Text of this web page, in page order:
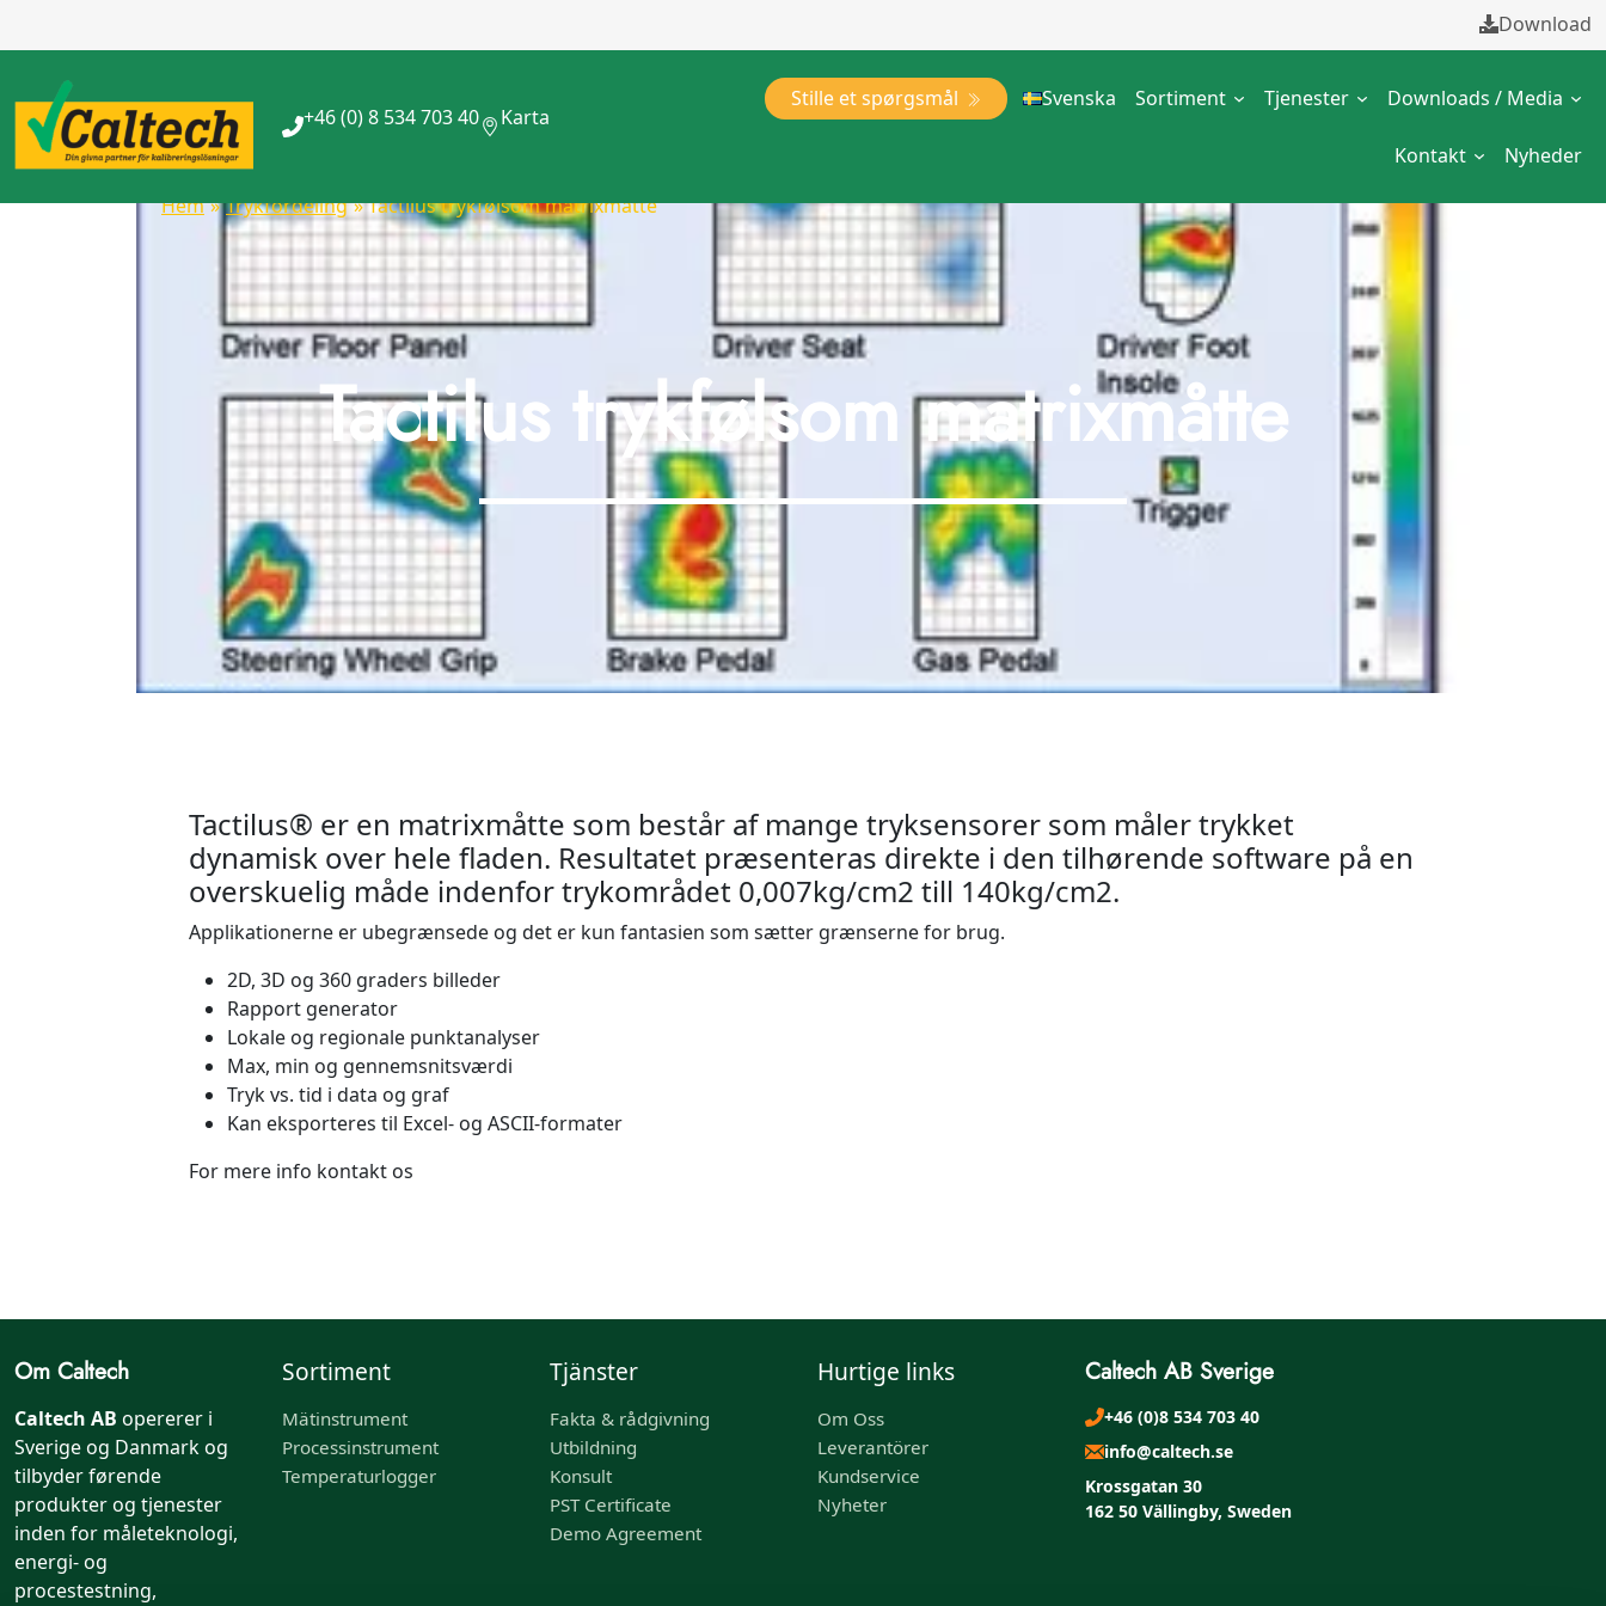
Download
+46 (0) 8 534 703 40 Karta
Stille et spørgsmål Svenska Sortiment Tjenester Downloads / Media
Kontakt
Nyheder
Hem » Trykfordeling » Tactilus trykfølsom matrixmåtte
Tactilus trykfølsom matrixmåtte
Tactilus® er en matrixmåtte som består af mange tryksensorer som måler trykket
dynamisk over hele fladen. Resultatet præsenteras direkte i den tilhørende software på en
overskuelig måde indenfor trykområdet 0,007kg/cm2 till 140kg/cm2.
Applikationerne er ubegrænsede og det er kun fantasien som sætter grænserne for brug.
2D, 3D og 360 graders billeder
Rapport generator
Lokale og regionale punktanalyser
Max, min og gennemsnitsværdi
Tryk vs. tid i data og graf
Kan eksporteres til Excel- og ASCII-formater
For mere info kontakt os
Om Caltech
Caltech AB opererer i
Sverige og Danmark og
tilbyder førende
produkter og tjenester
inden for måleteknologi,
energi- og
procestestning,
Sortiment
Mätinstrument
Processinstrument
Temperaturlogger
Tjänster
Fakta & rådgivning
Utbildning
Konsult
PST Certificate
Demo Agreement
Hurtige links
Om Oss
Leverantörer
Kundservice
Nyheter
Caltech AB Sverige
+46 (0)8 534 703 40
info@caltech.se
Krossgatan 30
162 50 Vällingby, Sweden